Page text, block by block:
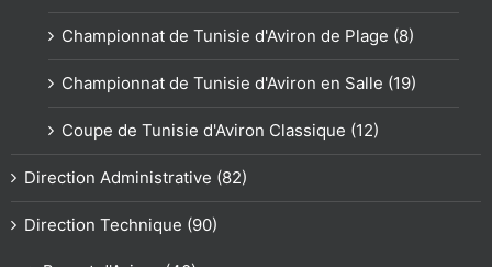
Championnat de Tunisie d'Aviron de Plage (8)
Championnat de Tunisie d'Aviron en Salle (19)
Coupe de Tunisie d'Aviron Classique (12)
Direction Administrative (82)
Direction Technique (90)